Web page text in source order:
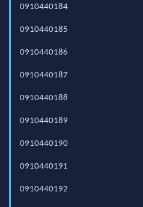
0910440184
0910440185
0910440186
0910440187
0910440188
0910440189
0910440190
0910440191
0910440192